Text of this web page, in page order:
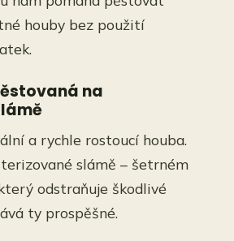
houby bez použití
na
a rychle rostoucí houba.
slámě – šetrném
odstraňuje škodlivé
ty prospěšné.